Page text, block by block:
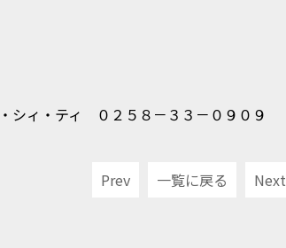
ィ・ティ ０２５８－３３－０９０９
Prev 一覧に戻る Next